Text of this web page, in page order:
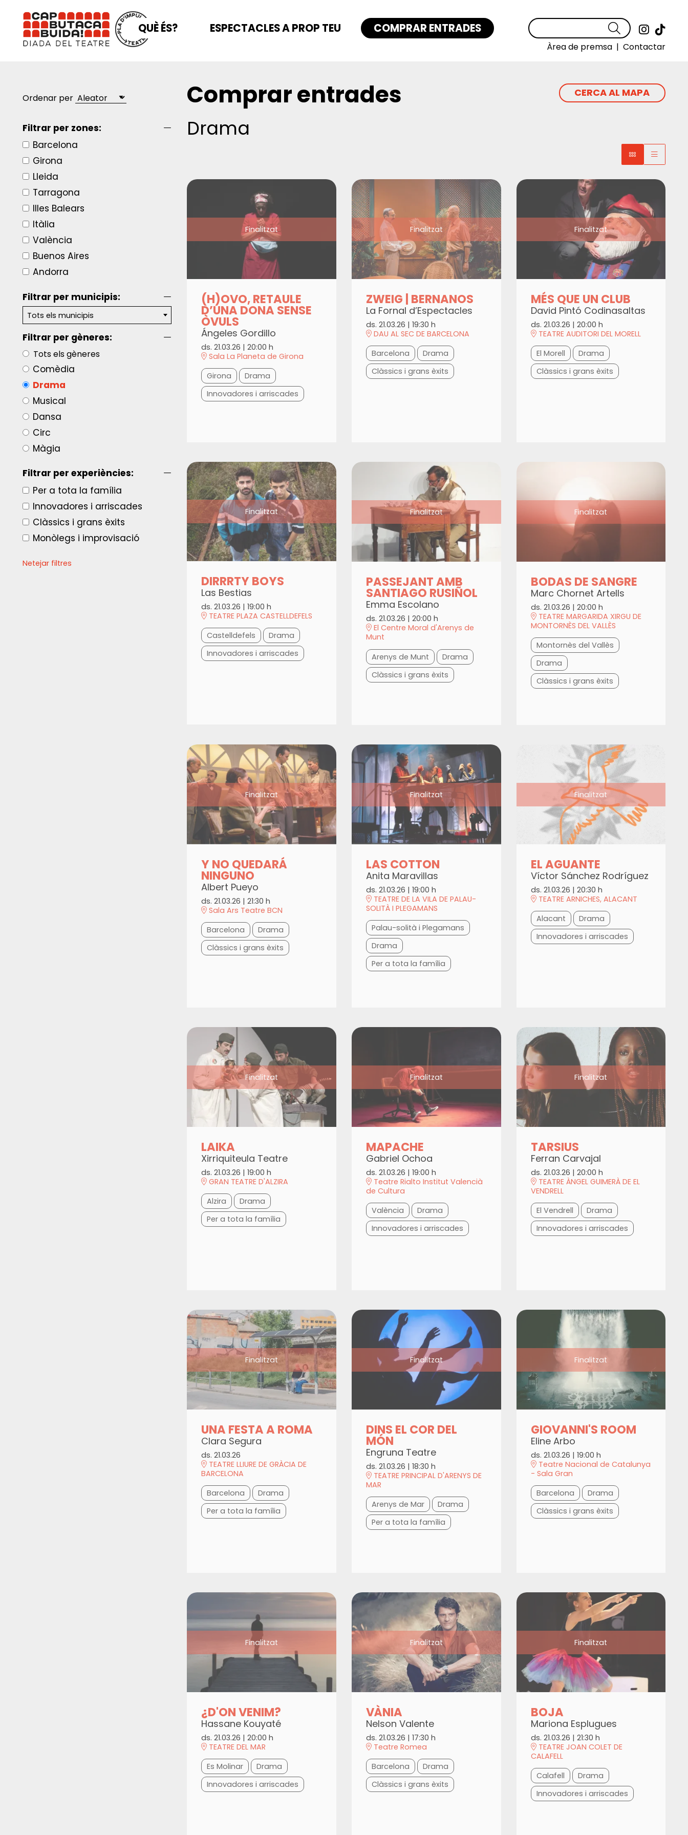
Link a
Cercar
Àrea de premsa | Contactar
QUÈ ÉS? ESPECTACLES A PROP TEU COMPRAR ENTRADES
Comprar entrades CERCA AL MAPA
Drama
Finalitzat
(H)OVO, RETAULE
D’UNA DONA SENSE
ÒVULS
Ángeles Gordillo
ds. 21.03.26 |20:00 h
Sala La Planeta de Girona
Girona
Drama
Innovadores i arriscades
Finalitzat
ZWEIG | BERNANOS
La Fornal d’Espectacles
ds. 21.03.26 | 19:30 h
DAU AL SEC DE BARCELONA
Barcelona
Drama
Clàssics i grans èxits
Finalitzat
MÉS QUE UN CLUB
David Pintó Codinasaltas
ds. 21.03.26 | 20:00 h
TEATRE AUDITORI DEL MORELL
El Morell
Drama
Clàssics i grans èxits
Finalitzat
DIRRRTY BOYS
Las Bestias
ds. 21.03.26 |19:00 h
TEATRE PLAZA CASTELLDEFELS
Castelldefels
Drama
Innovadores i arriscades
Finalitzat
PASSEJANT AMB
SANTIAGO RUSIÑOL
Emma Escolano
ds. 21.03.26 | 20:00 h
El Centre Moral d'Arenys de
Munt
Arenys de Munt
Drama
Clàssics i grans èxits
Finalitzat
BODAS DE SANGRE
Marc Chornet Artells
ds. 21.03.26 | 20:00 h
TEATRE MARGARIDA XIRGU DE
MONTORNÈS DEL VALLÈS
Montornès del Vallès
Drama
Clàssics i grans èxits
Finalitzat
Y NO QUEDARÁ
NINGUNO
Albert Pueyo
ds. 21.03.26 |21:30 h
Sala Ars Teatre BCN
Barcelona
Drama
Clàssics i grans èxits
Finalitzat
LAS COTTON
Anita Maravillas
ds. 21.03.26 | 19:00 h
TEATRE DE LA VILA DE PALAU-
SOLITÀ I PLEGAMANS
Palau-solità i Plegamans
Drama
Per a tota la família
Finalitzat
EL AGUANTE
Víctor Sánchez Rodríguez
ds. 21.03.26 | 20:30 h
TEATRE ARNICHES, ALACANT
Alacant
Drama
Innovadores i arriscades
Finalitzat
LAIKA
Xirriquiteula Teatre
ds. 21.03.26 |19:00 h
GRAN TEATRE D'ALZIRA
Alzira
Drama
Per a tota la família
Finalitzat
MAPACHE
Gabriel Ochoa
ds. 21.03.26 | 19:00 h
Teatre Rialto Institut Valencià
de Cultura
València
Drama
Innovadores i arriscades
Finalitzat
TARSIUS
Ferran Carvajal
ds. 21.03.26 | 20:00 h
TEATRE ÀNGEL GUIMERÀ DE EL
VENDRELL
El Vendrell
Drama
Innovadores i arriscades
Finalitzat
UNA FESTA A ROMA
Clara Segura
ds. 21.03.26
TEATRE LLIURE DE GRÀCIA DE
BARCELONA
Barcelona
Drama
Per a tota la família
Finalitzat
DINS EL COR DEL
MÓN
Engruna Teatre
ds. 21.03.26 | 18:30 h
TEATRE PRINCIPAL D'ARENYS DE
MAR
Arenys de Mar
Drama
Per a tota la família
Finalitzat
GIOVANNI'S ROOM
Eline Arbo
ds. 21.03.26 | 19:00 h
Teatre Nacional de Catalunya
- Sala Gran
Barcelona
Drama
Clàssics i grans èxits
Finalitzat
¿D'ON VENIM?
Hassane Kouyaté
ds. 21.03.26 |20:00 h
TEATRE DEL MAR
Es Molinar
Drama
Innovadores i arriscades
Finalitzat
VÀNIA
Nelson Valente
ds. 21.03.26 | 17:30 h
Teatre Romea
Barcelona
Drama
Clàssics i grans èxits
Finalitzat
BOJA
Mariona Esplugues
ds. 21.03.26 | 21:30 h
TEATRE JOAN COLET DE
CALAFELL
Calafell
Drama
Innovadores i arriscades
Ordenar per
Filtrar per zones:
Barcelona
Girona
Lleida
Tarragona
Illes Balears
Itàlia
València
Buenos Aires
Andorra
Filtrar per municipis:
Tots els municipis
Filtrar per gèneres:
Tots els gèneres
Comèdia
Drama
Musical
Dansa
Circ
Màgia
Filtrar per experiències:
Per a tota la família
Innovadores i arriscades
Clàssics i grans èxits
Monòlegs i improvisació
Netejar filtres